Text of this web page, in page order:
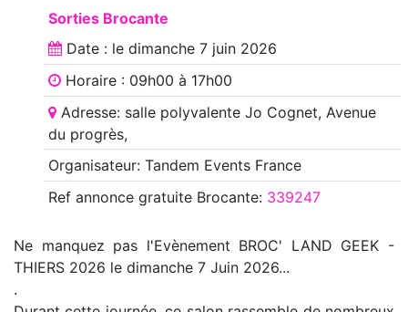
Sorties Brocante
Date : le dimanche 7 juin 2026
Horaire : 09h00 à 17h00
Adresse: salle polyvalente Jo Cognet, Avenue
du progrès,
Organisateur: Tandem Events France
Ref annoncegratuite Brocante: 339247
Ne manquez pas l'Evènement BROC' LAND GEEK -
THIERS 2026 le dimanche 7 Juin 2026...
.